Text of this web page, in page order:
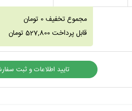
مجموع تخفیف0 تومان
قابل پرداخت527,800 تومان